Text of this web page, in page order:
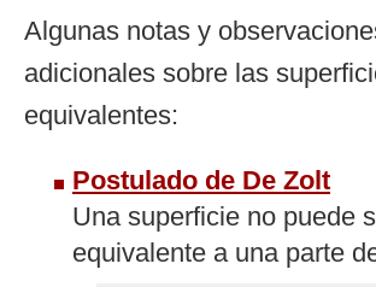
Algunas notas y
adicionales sobre las
equivalentes:
Postulado de De Zolt
Una superficie no puede
equivalente a una parte